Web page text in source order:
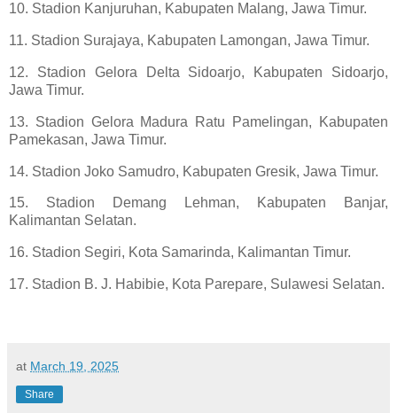
10. Stadion Kanjuruhan, Kabupaten Malang, Jawa Timur.
11. Stadion Surajaya, Kabupaten Lamongan, Jawa Timur.
12. Stadion Gelora Delta Sidoarjo, Kabupaten Sidoarjo,
Jawa Timur.
13. Stadion Gelora Madura Ratu Pamelingan, Kabupaten
Pamekasan, Jawa Timur.
14. Stadion Joko Samudro, Kabupaten Gresik, Jawa Timur.
15. Stadion Demang Lehman, Kabupaten Banjar,
Kalimantan Selatan.
16. Stadion Segiri, Kota Samarinda, Kalimantan Timur.
17. Stadion B. J. Habibie, Kota Parepare, Sulawesi Selatan.
at March 19, 2025
Share